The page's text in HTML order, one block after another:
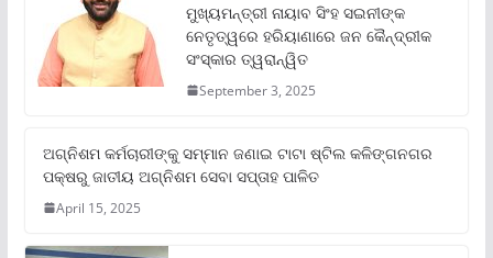
ମୁଖ୍ୟମନ୍ତ୍ରୀ ନାୟାବ ସିଂହ ସଇନୀଙ୍କ
ନେତୃତ୍ୱରେ ହରିୟାଣାରେ ଜନ କୈନ୍ଦ୍ରୀକ
ସଂସ୍କାର ତ୍ୱରାନ୍ୱିତ
September 3, 2025
ଅଗ୍ନିଶମ କର୍ମଚାରୀଙ୍କୁ ସମ୍ମାନ ଜଣାଇ ଟାଟା ଷ୍ଟିଲ କଳିଙ୍ଗନଗର
ପକ୍ଷରୁ ଜାତୀୟ ଅଗ୍ନିଶମ ସେବା ସପ୍ତାହ ପାଳିତ
April 15, 2025